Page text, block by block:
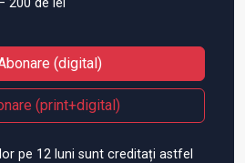
(digital)
(print+digital)
pe 12 luni sunt creditați astfel